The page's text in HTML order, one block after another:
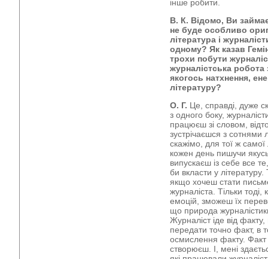
інше робити.
В. К. Відомо, Ви
не буде особливо
література і
одному? Як казав
трохи побути
журналістська
якогось натхнення,
літературу?
О. Г. Це, справді, дуже
з одного боку,
працюєш зі словом,
зустрічаєшся з
скажімо, для тої ж самої
кожен день пишучи
випускаєш із себе все
би вкласти у
якщо хочеш стати
журналіста. Тільки
емоцій, зможеш їх
що природа
Журналіст іде від
передати точно факт, в
осмислення факту. Факт
створюєш. І, мені